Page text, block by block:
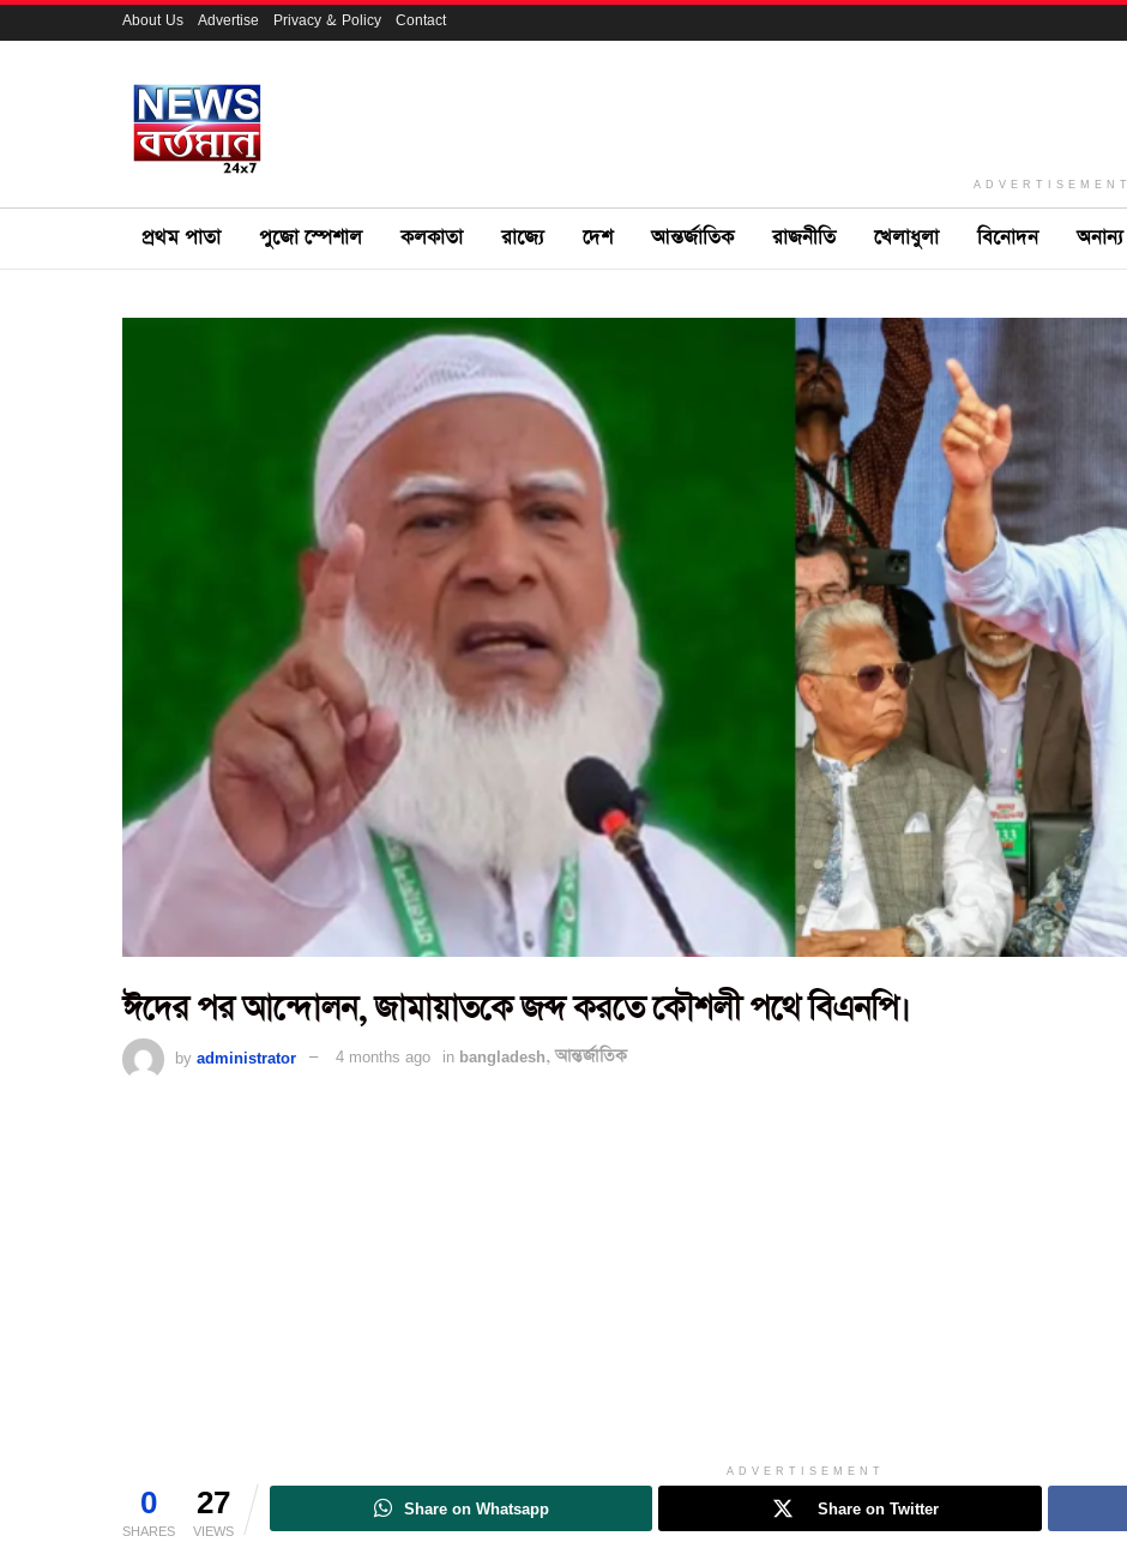
About Us Advertise Privacy & Policy Contact
ADVERTISEMENT
প্রথম পাতা পুজো স্পেশাল কলকাতা রাজ্যে দেশ আন্তর্জাতিক রাজনীতি খেলাধুলা বিনোদন অনান্য
ঈদের পর আন্দোলন, জামায়াতকে জব্দ করতে কৌশলী পথে বিএনপি।
by administrator 4 months ago in bangladesh,আন্তর্জাতিক
ADVERTISEMENT
0
SHARES
27
VIEWS
Share on Whatsapp Share on Twitter